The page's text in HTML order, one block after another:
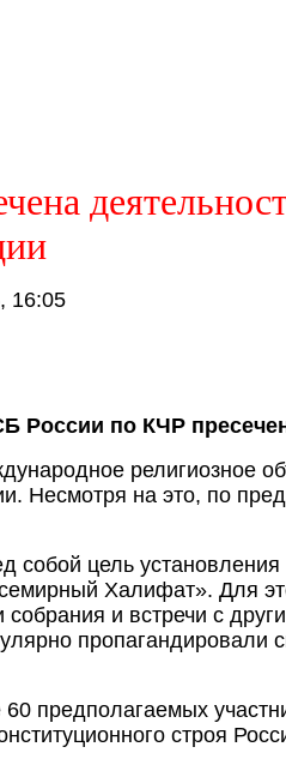
16:05
по КЧР
религиозное
Несмотря на это, по
собой цель
Халифат». Для
и встречи с
предполагаемых
строя